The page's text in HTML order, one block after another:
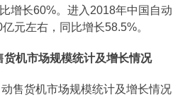
增长60%。进入2018年中国自动
元左右，同比增长58.5%。
机市场规模统计及增长情况